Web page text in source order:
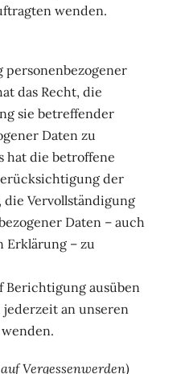
wenden.
personenbezogener
das Recht, die
sie betreffender
Daten zu
hat die betroffene
der
Vervollständigung
Daten – auch
Erklärung – zu
Berichtigung ausüben
an unseren
Vergessenwerden)